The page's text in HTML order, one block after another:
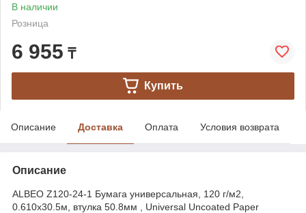
В наличии
Розница
6 955 ₸
Купить
Описание Доставка Оплата Условия возврата
Описание
ALBEO Z120-24-1 Бумага универсальная, 120 г/м2,
0.610х30.5м, втулка 50.8мм , Universal Uncoated Paper